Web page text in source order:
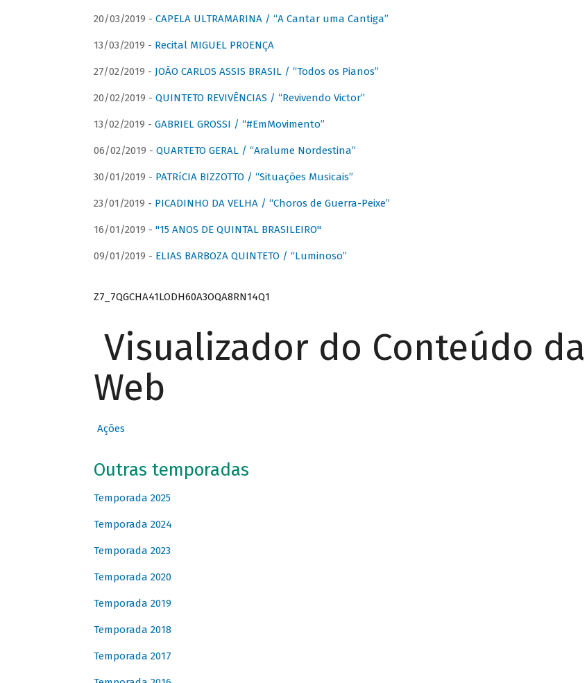
20/03/2019 - CAPELA ULTRAMARINA / “A Cantar uma Cantiga”
13/03/2019 - Recital MIGUEL PROENÇA
27/02/2019 - JOÃO CARLOS ASSIS BRASIL / “Todos os Pianos”
20/02/2019 - QUINTETO REVIVÊNCIAS / “Revivendo Victor”
13/02/2019 - GABRIEL GROSSI / “#EmMovimento”
06/02/2019 - QUARTETO GERAL / “Aralume Nordestina”
30/01/2019 - PATRíCIA BIZZOTTO / “Situações Musicais”
23/01/2019 - PICADINHO DA VELHA / “Choros de Guerra-Peixe”
16/01/2019 - "15 ANOS DE QUINTAL BRASILEIRO"
09/01/2019 - ELIAS BARBOZA QUINTETO / “Luminoso”
Z7_7QGCHA41LODH60A3OQA8RN14Q1
Visualizador do Conteúdo da
Web
Ações
Outras temporadas
Temporada 2025
Temporada 2024
Temporada 2023
Temporada 2020
Temporada 2019
Temporada 2018
Temporada 2017